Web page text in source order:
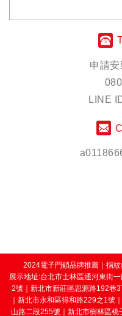
申請安
LINE
2024電子門鎖品牌推薦｜ 指紋
展示地址:台北市士林區通河東街
2號｜新北市新莊區思源路192巷
｜新北市永和區得和路229之1號
山路二段255號｜新北市樹林區